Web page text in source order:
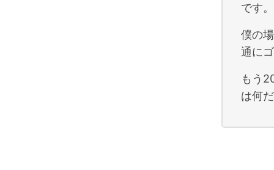
です。
僕の
通に
もう
は何